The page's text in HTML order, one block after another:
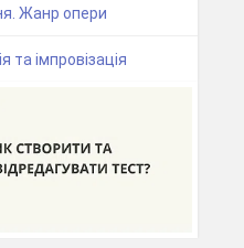
Жанр опери
та імпровізація